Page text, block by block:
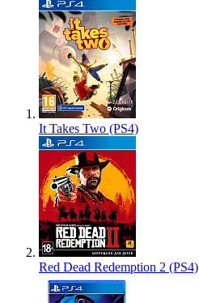
It Takes Two (PS4)
Red Dead Redemption 2 (PS4)